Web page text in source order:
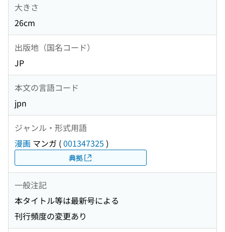
大きさ
26cm
出版地（国名コード）
JP
本文の言語コード
jpn
ジャンル・形式用語
漫画 マンガ (001347325 )
典拠
一般注記
本タイトル等は最新号による
刊行頻度の変更あり